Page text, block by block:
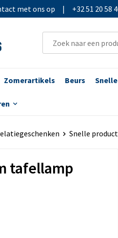
met ons op | +32 51 20 58
Zomerartikels Beurs
Snelle
tafellamp